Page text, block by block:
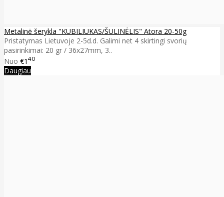
Metalinė šerykla "KUBILIUKAS/ŠULINĖLIS" Atora 20-50g
Pristatymas Lietuvoje 2-5d.d. Galimi net 4 skirtingi svorių
pasirinkimai: 20 gr / 36x27mm, 3..
Nuo €1 40
Daugiau